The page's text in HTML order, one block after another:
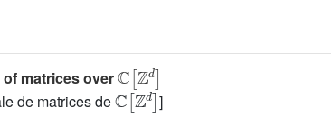
matrices over
[ℤ d]
de matrices de
ℂ[ℤd]
]